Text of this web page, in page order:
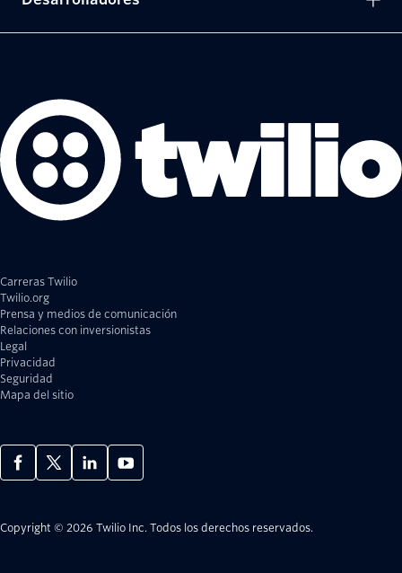
Carreras Twilio
Twilio.org
Prensa y medios de comunicación
Relaciones con inversionistas
Legal
Privacidad
Seguridad
Mapa del sitio
Copyright © 2026 Twilio Inc. Todos los derechos reservados.